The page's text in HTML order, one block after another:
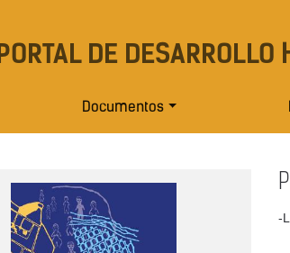
PORTAL DE
Documentos
-